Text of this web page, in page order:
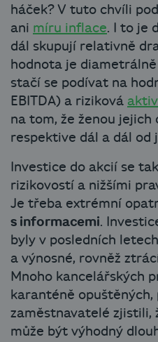
háček? V tuto chvíli
ani míru inflace. I to je
dál skupují relativně
hodnota je
stačí se podívat na
EBITDA) a riziková
na tom, že ženou jejich
respektive dál a dál od
Investice do akcií se
rizikovostí a nižšími
Je třeba extrémní
s informacemi.
byly v posledních
a výnosné, rovněž
Mnoho kancelářských
karanténě opuštěných,
zaměstnavatelé zjistili,
může být výhodný